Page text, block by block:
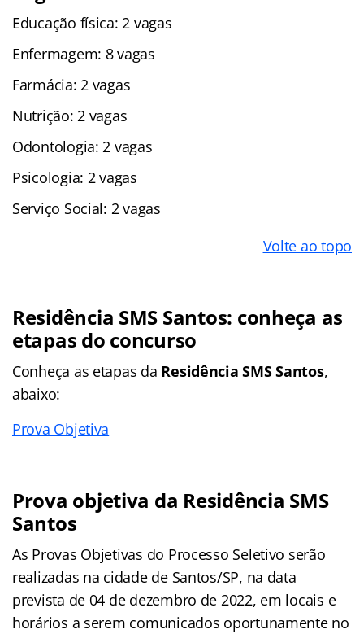
Educação física: 2 vagas
Enfermagem: 8 vagas
Farmácia: 2 vagas
Nutrição: 2 vagas
Odontologia: 2 vagas
Psicologia: 2 vagas
Serviço Social: 2 vagas
Volte ao topo
Residência SMS Santos: conheça as
etapas do concurso
Conheça as etapas da Residência SMS Santos,
abaixo:
Prova Objetiva
Prova objetiva da Residência SMS
Santos
As Provas Objetivas do Processo Seletivo serão
realizadas na cidade de Santos/SP, na data
prevista de 04 de dezembro de 2022, em locais e
horários a serem comunicados oportunamente no